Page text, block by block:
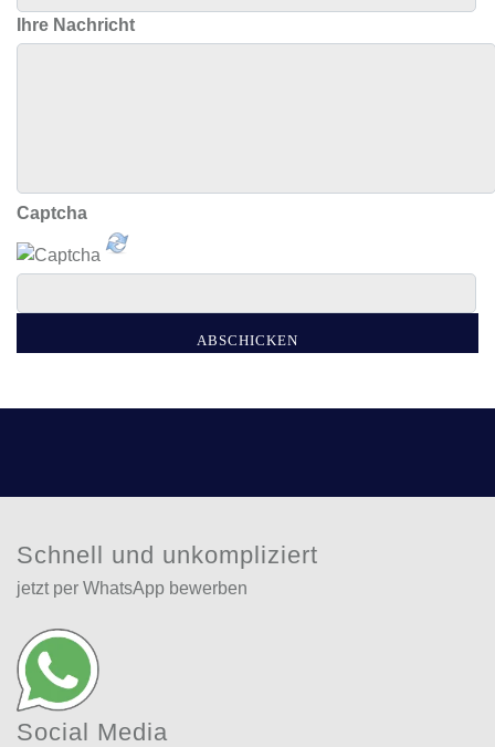
Ihre Nachricht
Captcha
ABSCHICKEN
Schnell und unkompliziert
jetzt per WhatsApp bewerben
Social Media